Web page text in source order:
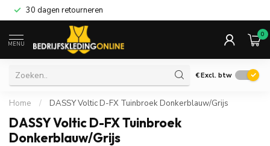
30 dagen retourneren
MENU
0
€Excl. btw
Home / DASSY Voltic D-FX Tuinbroek Donkerblauw/Grijs
DASSY Voltic D-FX Tuinbroek
Donkerblauw/Grijs